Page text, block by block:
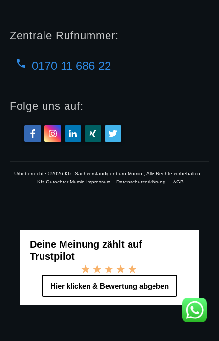
Zentrale Rufnummer:
0170 11 686 22
Folge uns auf:
Urheberrechte ©2026 Kfz.-Sachverständigenbüro Mumin , Alle Rechte vorbehalten.
Kfz Gutachter Mumin Impressum
Datenschutzerklärung AGB
Deine Meinung zählt auf
Trustpilot
★★★★★
Hier klicken & Bewertung abgeben